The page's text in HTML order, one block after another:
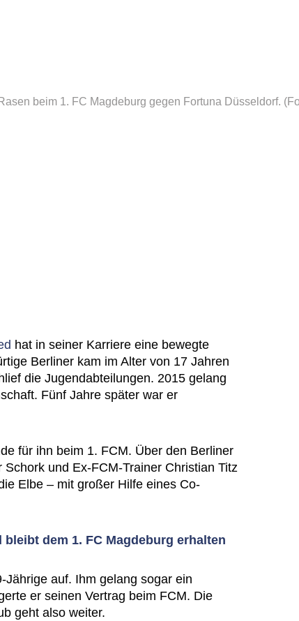
beim 1. FC Magdeburg gegen Fortuna Düsseldorf.
hat in seiner Karriere eine bewegte
Berliner kam im Alter von 17 Jahren
die Jugendabteilungen. 2015 gelang
Fünf Jahre später war er
für ihn beim 1. FCM. Über den Berliner
und Ex-FCM-Trainer Christian Titz
Elbe – mit großer Hilfe eines Co-
bleibt dem 1. FC Magdeburg erhalten
auf. Ihm gelang sogar ein
er seinen Vertrag beim FCM. Die
geht also weiter.